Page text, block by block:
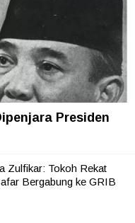
Presiden
Zulfikar: Tokoh Rekat
Bergabung ke GRIB